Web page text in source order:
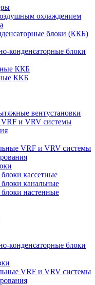
охлаждением
блоки (ККБ)
конденсаторные блоки
ККБ
ККБ
вентустановки
и VRV системы
VRF и VRV системы
кассетные
канальные
настенные
конденсаторные блоки
VRF и VRV системы